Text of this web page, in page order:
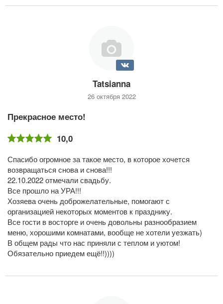
Tatsianna
26 октября 2022
Прекрасное место!
10,0
Спасибо огромное за такое место, в которое хочется
возвращаться снова и снова!!!
22.10.2022 отмечали свадьбу.
Все прошло на УРА!!!
Хозяева очень доброжелательные, помогают с
организацией некоторых моментов к празднику.
Все гости в восторге и очень довольны разнообразием
меню, хорошими комнатами, вообще не хотели уезжать)
В общем рады что нас приняли с теплом и уютом!
Обязательно приедем ещё!!))))